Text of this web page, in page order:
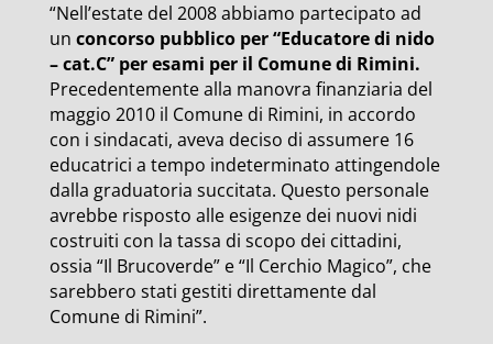
“Nell’estate del 2008 abbiamo partecipato ad
un concorso pubblico per “Educatore di nido
– cat.C” per esami per il Comune di Rimini.
Precedentemente alla manovra finanziaria del
maggio 2010 il Comune di Rimini, in accordo
con i sindacati, aveva deciso di assumere 16
educatrici a tempo indeterminato attingendole
dalla graduatoria succitata. Questo personale
avrebbe risposto alle esigenze dei nuovi nidi
costruiti con la tassa di scopo dei cittadini,
ossia “Il Brucoverde” e “Il Cerchio Magico”, che
sarebbero stati gestiti direttamente dal
Comune di Rimini”.